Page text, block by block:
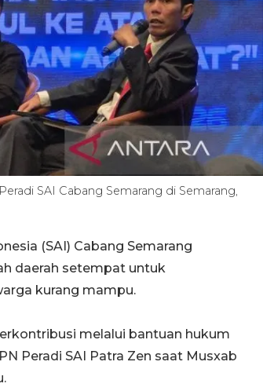
SAI Cabang Semarang di Semarang,
(SAI) Cabang Semarang
daerah setempat untuk
kurang mampu.
melalui bantuan hukum
Peradi SAI Patra Zen saat Musxab